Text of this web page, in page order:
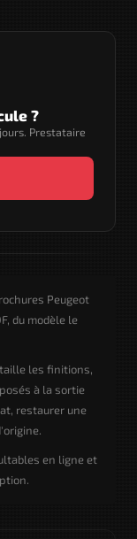
?
Prestataire
Peugeot
du modèle le
les finitions,
à la sortie
restaurer une
en ligne et